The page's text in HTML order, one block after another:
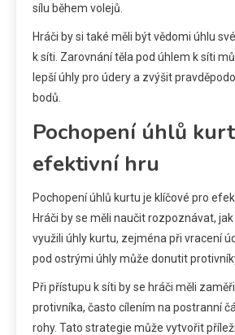
sílu během volejů.
Hráči by si také měli být vědomi úhlu
k síti. Zarovnání těla pod úhlem k síti
lepší úhly pro údery a zvýšit
bodů.
Pochopení úhlů
efektivní hru
Pochopení úhlů kurtu je klíčové pro
Hráči by se měli naučit rozpoznávat,
využili úhly kurtu, zejména při vracení
pod ostrými úhly může donutit
Při přístupu k síti by se hráči měli
protivníka, často cílením na postranní
rohy. Tato strategie může vytvořit